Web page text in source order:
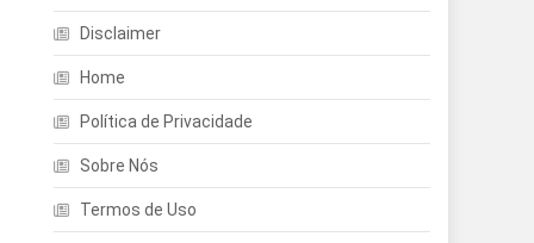
Disclaimer
Home
Política de Privacidade
Sobre Nós
Termos de Uso